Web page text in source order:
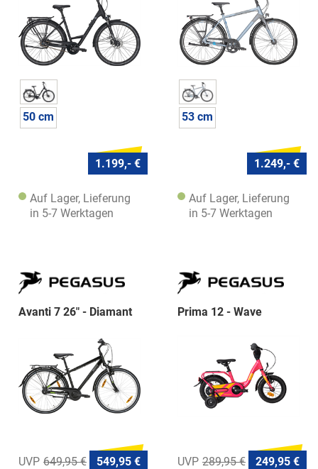
50 cm
1.199,- €
Auf Lager, Lieferung
in 5-7 Werktagen
53 cm
1.249,- €
Auf Lager, Lieferung
in 5-7 Werktagen
Avanti 7 26" - Diamant
649,95 € 549,95 €
Prima 12 - Wave
289,95 € 249,95 €